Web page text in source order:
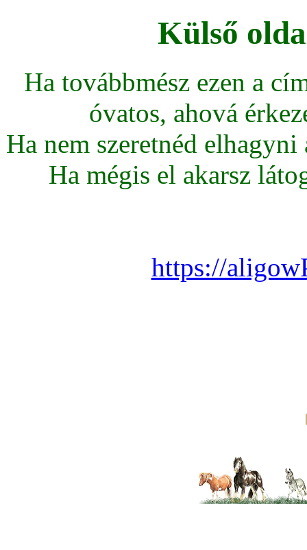
Külső
Ha továbbmész ezen a
óvatos, ahová
Ha nem szeretnéd
Ha mégis el akarsz
https://